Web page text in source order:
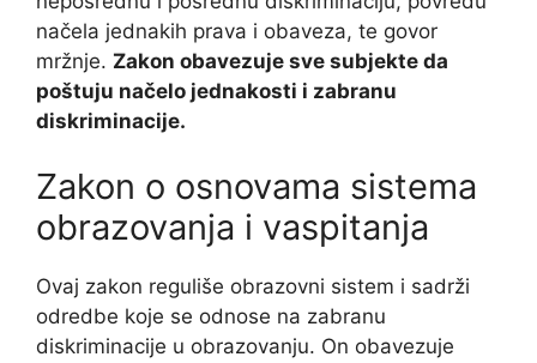
načela jednakih prava i obaveza, te govor
mržnje. Zakon obavezuje sve subjekte da
poštuju načelo jednakosti i zabranu
diskriminacije.
Zakon o osnovama sistema
obrazovanja i vaspitanja
Ovaj zakon reguliše obrazovni sistem i sadrži
odredbe koje se odnose na zabranu
diskriminacije u obrazovanju. On obavezuje